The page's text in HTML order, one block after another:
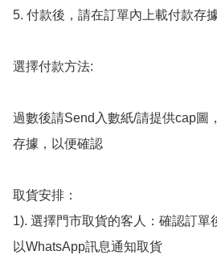
5. 付款後，請在訂單內上載付款存
選擇付款方法:
過數後請Send入數紙/請提供cap圖
存據，以便確認
取貨安排：
1). 選擇門市取貨的客人：確認訂單
以WhatsApp訊息通知取貨